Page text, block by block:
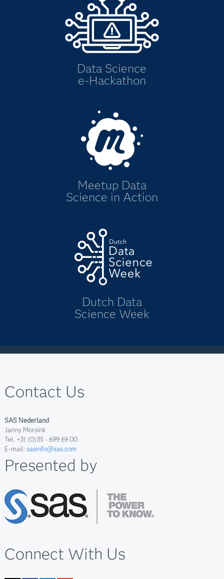
Data Science
e-Hackathon
Meetup Data
Science in Action
Dutch Data
Science Week
Contact Us
SAS Nederland
Janny Morsink
Tel. +31 (0)35 - 699 69 00
E-mail: sasinfo@sas.com
Presented by
Connect With Us